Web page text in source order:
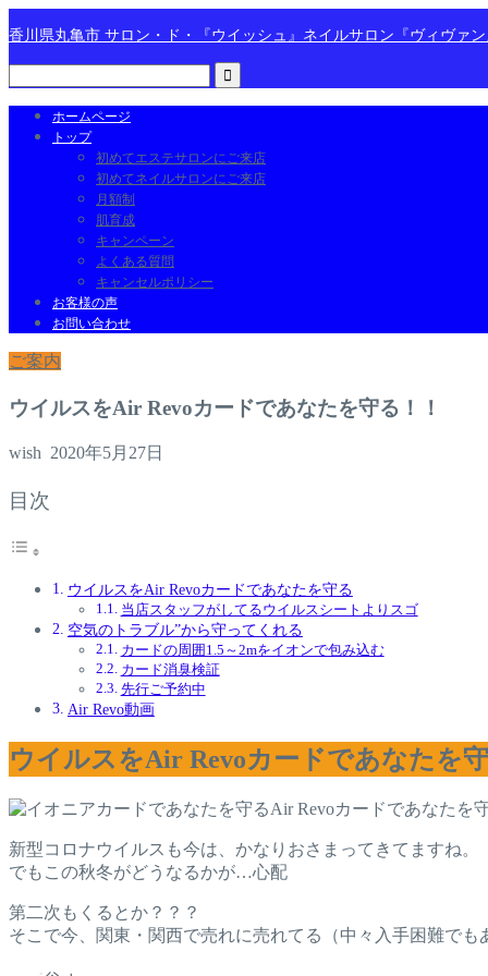
香川県丸亀市 サロン・ド・『ウイッシュ』ネイルサロン『ヴィヴァ
ホームページ
トップ
初めてエステサロンにご来店
初めてネイルサロンにご来店
月額制
肌育成
キャンペーン
よくある質問
キャンセルポリシー
お客様の声
お問い合わせ
ご案内
ウイルスをAir Revoカードであなたを守る！！
wish 2020年5月27日
目次
ウイルスをAir Revoカードであなたを守る
当店スタッフがしてるウイルスシートよりスゴ
空気のトラブル”から守ってくれる
カードの周囲1.5～2mをイオンで包み込む
カード消臭検証
先行ご予約中
Air Revo動画
ウイルスをAir Revoカードであなたを
Air Revoカードであなたを
新型コロナウイルスも今は、かなりおさまってきてますね。
でもこの秋冬がどうなるかが…心配
第二次もくるとか？？？
そこで今、関東・関西で売れに売れてる（中々入手困難でも